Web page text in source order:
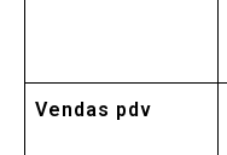
Vendas pdv